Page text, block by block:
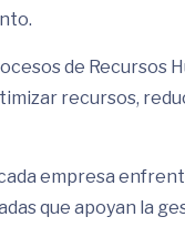
de Recursos
recursos,
empresa
que apoyan la